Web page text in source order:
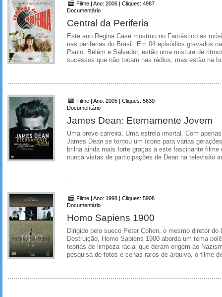
Filme | Ano: 2006 | Cliques: 4987
Documentário
Central da Periferia
Este ano Regina Casé mostrou no Fantástico as
nas periferias do Brasil. Em 04 episódios gravados
Paulo, Belém e Salvador, estão uma mistura de
sucessos que não tocam nas rádios, mas estão na
Filme | Ano: 2005 | Cliques: 5630
Documentário
James Dean: Eternamente Jovem
Uma breve carreira. Uma estrela imortal. Com
James Dean se tornou um ícone para várias
brilha ainda mais forte graças a este fascinante filme
nunca vistas de participações de Dean na televisão
Filme | Ano: 1998 | Cliques: 5908
Documentário
Homo Sapiens 1900
Dirigido pelo sueco Peter Cohen, o mesmo diretor do
Destruição, Homo Sapiens 1900 aborda um tema
teorias de limpeza racial que deram origem ao
pesquisa de fotos e cenas raros de arquivo, o filme